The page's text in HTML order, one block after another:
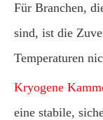
Für Branchen,
sind, ist die
Temperaturen
Kryogene
eine stabile,